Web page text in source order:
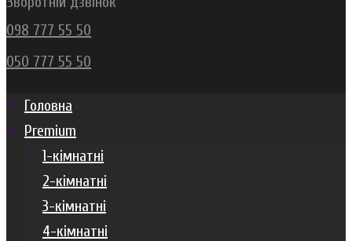
098 777 55 50
050 777 55 50
Головна
Premium
1-кімнатні
2-кімнатні
3-кімнатні
4-кімнатні